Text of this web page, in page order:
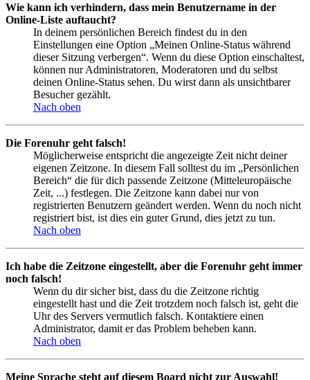
Wie kann ich verhindern, dass mein Benutzername in der
Online-Liste auftaucht?
In deinem persönlichen Bereich findest du in den
Einstellungen eine Option „Meinen Online-Status während
dieser Sitzung verbergen“. Wenn du diese Option einschaltest,
können nur Administratoren, Moderatoren und du selbst
deinen Online-Status sehen. Du wirst dann als unsichtbarer
Besucher gezählt.
Nach oben
Die Forenuhr geht falsch!
Möglicherweise entspricht die angezeigte Zeit nicht deiner
eigenen Zeitzone. In diesem Fall solltest du im „Persönlichen
Bereich“ die für dich passende Zeitzone (Mitteleuropäische
Zeit, ...) festlegen. Die Zeitzone kann dabei nur von
registrierten Benutzern geändert werden. Wenn du noch nicht
registriert bist, ist dies ein guter Grund, dies jetzt zu tun.
Nach oben
Ich habe die Zeitzone eingestellt, aber die Forenuhr geht immer
noch falsch!
Wenn du dir sicher bist, dass du die Zeitzone richtig
eingestellt hast und die Zeit trotzdem noch falsch ist, geht die
Uhr des Servers vermutlich falsch. Kontaktiere einen
Administrator, damit er das Problem beheben kann.
Nach oben
Meine Sprache steht auf diesem Board nicht zur Auswahl!